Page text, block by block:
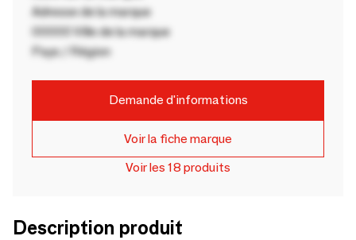
Adresse de la marque
00000 Ville de la marque
Pays / Région
Demande d'informations
Voir la fiche marque
Voir les 18 produits
Description produit